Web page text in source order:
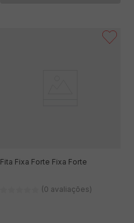
Fita Fixa Forte Fixa Forte
(0 avaliações)